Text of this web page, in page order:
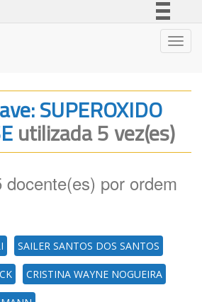
Legislação
Canais
SUPEROXIDO
utilizada 5 vez(es)
docente(es) por ordem
SAILER SANTOS DOS SANTOS
CRISTINA WAYNE NOGUEIRA